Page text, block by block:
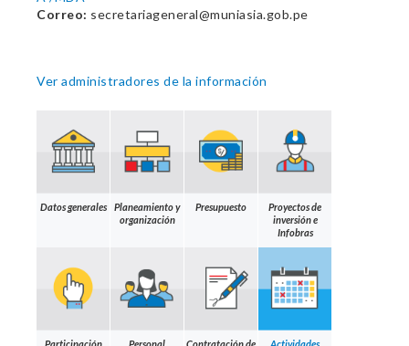
Correo: secretariageneral@muniasia.gob.pe
Ver administradores de la información
Datos generales
Planeamiento y
organización
Presupuesto
Proyectos de
inversión e
Infobras
Participación
Personal
Contratación de
Actividades